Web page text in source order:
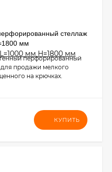
стеллаж
мм
перфорированный
продажи мелкого
на крючках.
КУПИТЬ